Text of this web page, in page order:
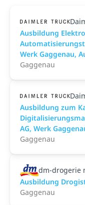
Ausbildung
Werk Gaggenau,
Gaggenau
Ausbildung zum
AG, Werk
Gaggenau
dm-drogerie
Ausbildung
Gaggenau